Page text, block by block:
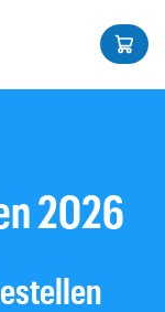
2026